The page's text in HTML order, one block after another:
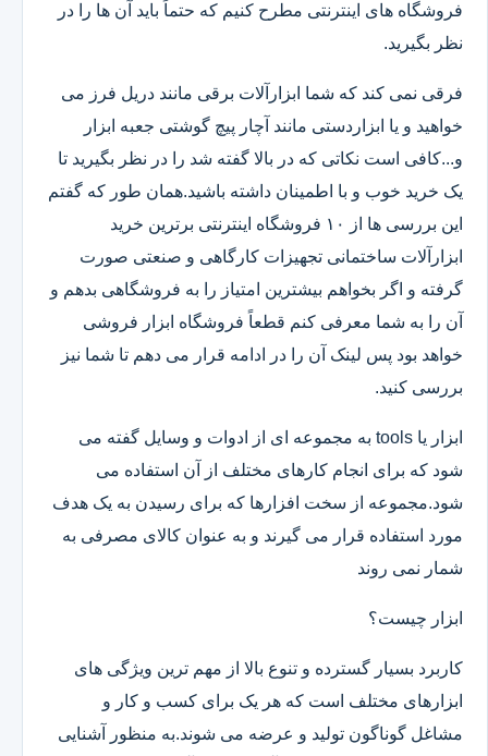
فروشگاه های اینترنتی مطرح کنیم که حتماً باید آن ها را در
نظر بگیرید.
فرقی نمی کند که شما ابزارآلات برقی مانند دریل فرز می
خواهید و یا ابزاردستی مانند آچار پیچ گوشتی جعبه ابزار
و...کافی است نکاتی که در بالا گفته شد را در نظر بگیرید تا
یک خرید خوب و با اطمینان داشته باشید.همان طور که گفتم
این بررسی ها از ۱۰ فروشگاه اینترنتی برترین خرید
ابزارآلات ساختمانی تجهیزات کارگاهی و صنعتی صورت
گرفته و اگر بخواهم بیشترین امتیاز را به فروشگاهی بدهم و
آن را به شما معرفی کنم قطعاً فروشگاه ابزار فروشی
خواهد بود پس لینک آن را در ادامه قرار می دهم تا شما نیز
بررسی کنید.
ابزار یا tools به مجموعه ای از ادوات و وسایل گفته می
شود که برای انجام کارهای مختلف از آن استفاده می
شود.مجموعه از سخت افزارها که برای رسیدن به یک هدف
مورد استفاده قرار می گیرند و به عنوان کالای مصرفی به
شمار نمی روند
ابزار چیست؟
کاربرد بسیار گسترده و تنوع بالا از مهم ترین ویژگی های
ابزارهای مختلف است که هر یک برای کسب و کار و
مشاغل گوناگون تولید و عرضه می شوند.به منظور آشنایی